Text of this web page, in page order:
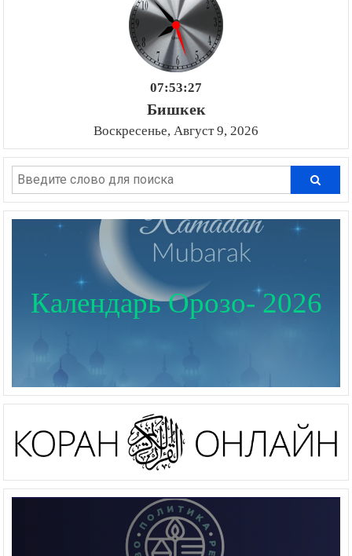
07:53:28
Бишкек
Воскресенье, Август 9, 2026
Календарь Орозо- 2026